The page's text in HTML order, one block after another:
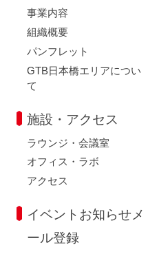
事業内容
組織概要
パンフレット
GTB日本橋エリアについ
て
施設・アクセス
ラウンジ・会議室
オフィス・ラボ
アクセス
イベントお知らせメ
ール登録